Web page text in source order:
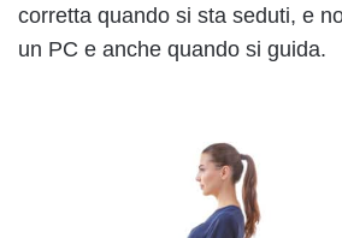
corretta quando si sta seduti, e
un PC e anche quando si guida.